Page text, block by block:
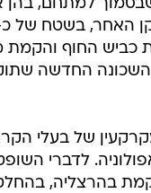
למתחם, בהן
כביש החוף
את השכונה
של בעלי
לדברי
בהרצליה,